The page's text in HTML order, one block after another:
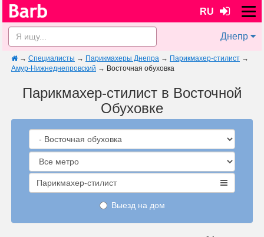
RU
Днепр
→ Специалисты → Парикмахеры Днепра → Парикмахер-стилист →
Амур-Нижнеднепровский → Восточная обуховка
Парикмахер-стилист в Восточной
Обуховке
Парикмахер-стилист
Выезд на дом